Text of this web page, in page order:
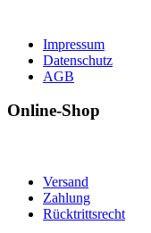
Impressum
Datenschutz
AGB
Online-Shop
Versand
Zahlung
Rücktrittsrecht